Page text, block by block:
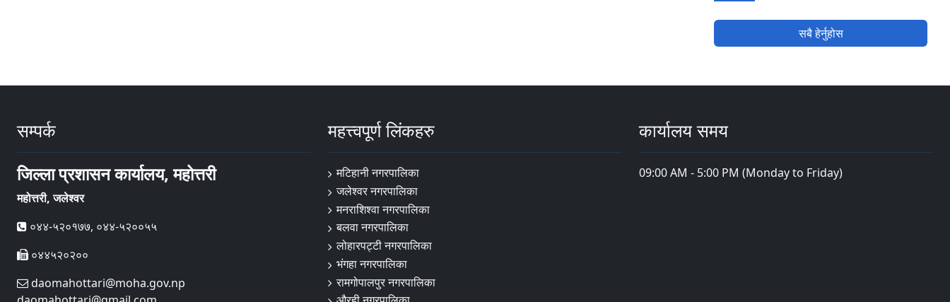
सबै हेर्नुहोस
सम्पर्क
जिल्ला प्रशासन कार्यालय, महोत्तरी
महोत्तरी, जलेश्वर
०४४-५२०१७७, ०४४-५२००५५
०४४५२०२००
daomahottari@moha.gov.np
महत्त्वपूर्ण लिंकहरु
मटिहानी नगरपालिका
जलेश्वर नगरपालिका
मनराशिश्वा नगरपालिका
बलवा नगरपालिका
लोहारपट्टी नगरपालिका
भंगहा नगरपालिका
रामगोपालपुर नगरपालिका
कार्यालय समय
09:00 AM - 5:00 PM (Monday to Friday)